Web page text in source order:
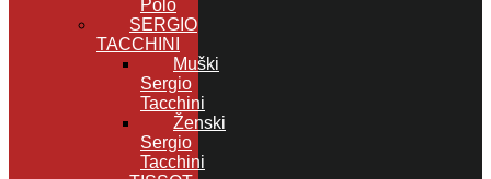
Polo
SERGIO
TACCHINI
Muški
Sergio
Tacchini
Ženski
Sergio
Tacchini